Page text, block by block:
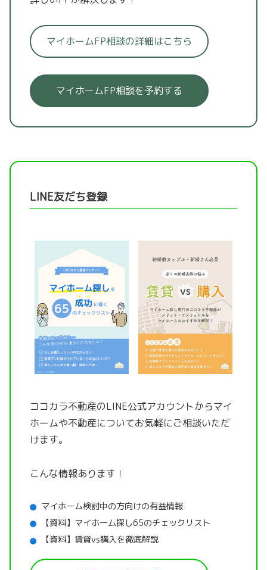
マイホームFP相談の詳細はこちら
マイホームFP相談を予約する
LINE友だち登録
ココカラ不動産のLINE公式アカウントからマイ
ホームや不動産についてお気軽にご相談いただ
けます。
こんな情報あります！
マイホーム検討中の方向けの有益情報
【資料】マイホーム探し65のチェックリスト
【資料】賃貸vs購入を徹底解説